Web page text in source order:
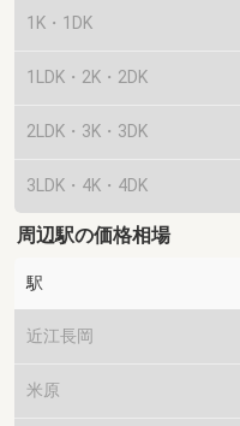
1K・1DK
1LDK・2K・2DK
2LDK・3K・3DK
3LDK・4K・4DK
周辺駅の価格相場
駅
近江長岡
米原